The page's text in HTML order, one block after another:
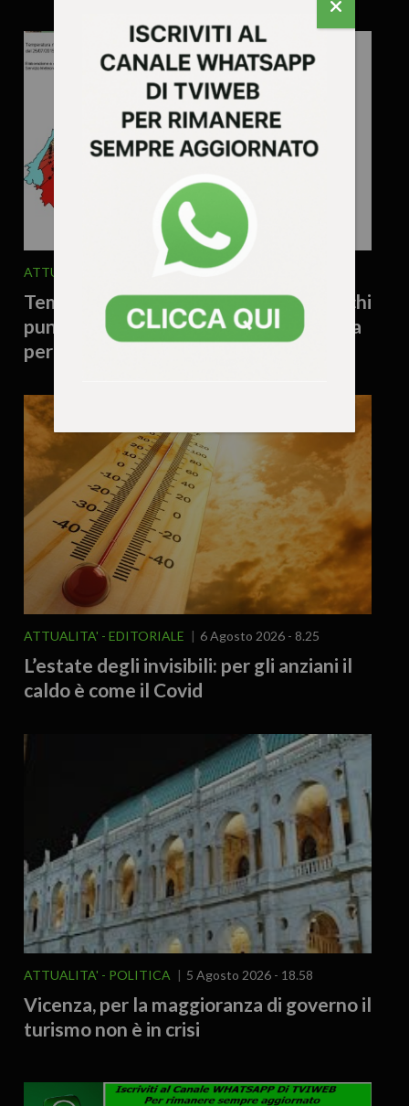
ATTUALITA' 6 Agosto 2026 - 17.53
Temporali in arrivo sul Veneto, ma c’è chi
punta anche sul… cielo: il parroco prega
per la pioggia
ATTUALITA' EDITORIALE 6 Agosto 2026 - 8.25
L’estate degli invisibili: per gli anziani il
caldo è come il Covid
ATTUALITA' POLITICA 5 Agosto 2026 - 18.58
Vicenza, per la maggioranza di governo il
turismo non è in crisi